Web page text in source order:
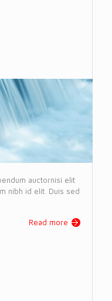
auctornisi elit
nibh id elit. Duis sed
Read more